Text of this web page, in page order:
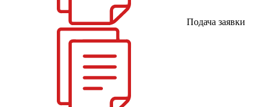
Подача заявки